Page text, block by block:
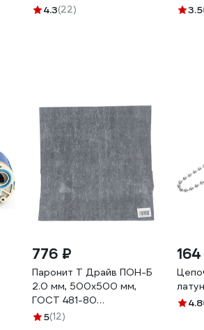
См-МОЦБА TSB-732-
4.3(22) 3.5
776 ₽
Паронит Т Драйв ПОН-Б
2.0 мм, 500х500 мм,
ГОСТ 481-80
4640209725173
5(12)
4.8